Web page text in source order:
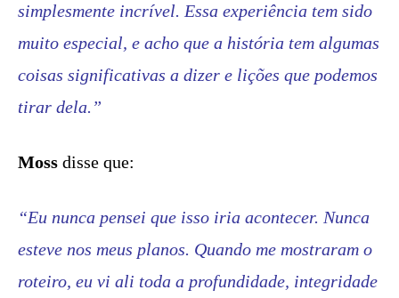
simplesmente incrível. Essa experiência tem sido
muito especial, e acho que a história tem algumas
coisas significativas a dizer e lições que podemos
tirar dela.”
Moss disse que:
“Eu nunca pensei que isso iria acontecer. Nunca
esteve nos meus planos. Quando me mostraram o
roteiro, eu vi ali toda a profundidade, integridade